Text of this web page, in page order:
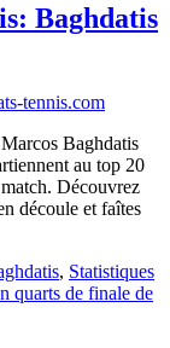
Baghdatis
tennis.com
Baghdatis
au top 20
Découvrez
découle et faîtes
, Statistiques
quarts de finale de